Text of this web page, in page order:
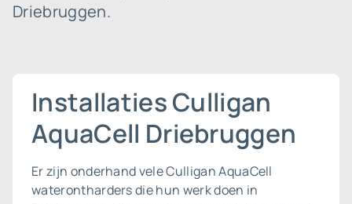
Driebruggen.
Installaties Culligan
AquaCell Driebruggen
Er zijn onderhand vele Culligan AquaCell
waterontharders die hun werk doen in